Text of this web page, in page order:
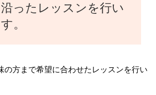
ったレッスンを行い
。
の方まで希望に合わせたレッスンを行い